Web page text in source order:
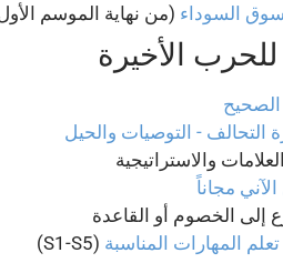
السوداء (من نهاية الموسم
الأخيرة
الصحيح
التحالف - التوصيات والحيل
والاستراتيجية
مجاناً
إلى الخصوم أو القاعدة
تعلم المهارات المناسبة (S1-S5)